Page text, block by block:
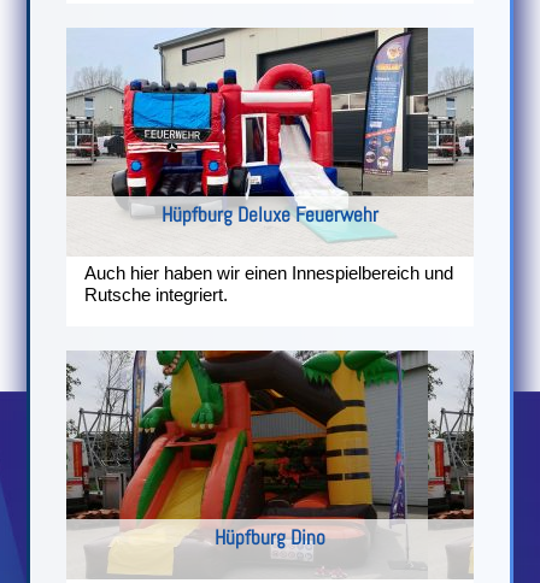
Hüpfburg Deluxe Feuerwehr
Auch hier haben wir einen Innespielbereich und
Rutsche integriert.
Hüpfburg Dino